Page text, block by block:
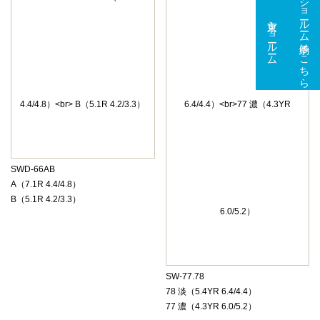
ショールーム予約はこちら
東京ショールーム 大阪ショールーム
SWD-66AB
A（7.1R 4.4/4.8）
B（5.1R 4.2/3.3）
SW-77.78
78 淡（5.4YR 6.4/4.4）
77 濃（4.3YR 6.0/5.2）